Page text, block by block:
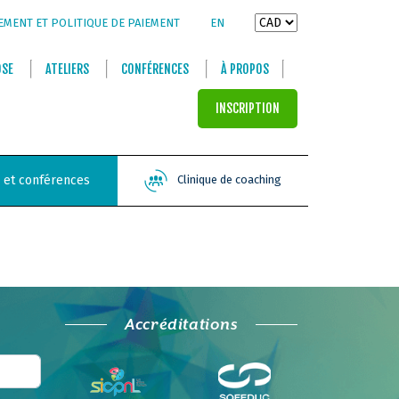
ET POLITIQUE DE PAIEMENT EN
ATELIERS CONFÉRENCES À PROPOS
INSCRIPTION
conférences Clinique de coaching
Accréditations